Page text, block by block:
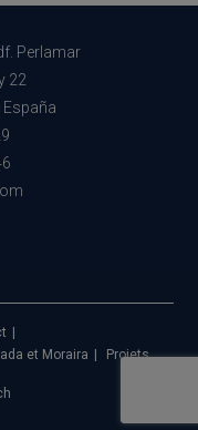
Perlamar
22
España
et Moraira
Projets